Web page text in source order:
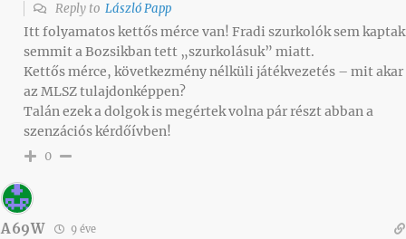
Reply to László Papp
Itt folyamatos kettős mérce van! Fradi szurkolók sem kaptak
semmit a Bozsikban tett „szurkolásuk” miatt.
Kettős mérce, következmény nélküli játékvezetés – mit akar
az MLSZ tulajdonképpen?
Talán ezek a dolgok is megértek volna pár részt abban a
szenzációs kérdőívben!
0
A69W 9 éve